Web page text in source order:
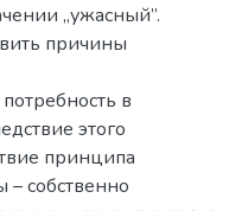
„ужасный”.
причины
в
этого
принципа
собственно